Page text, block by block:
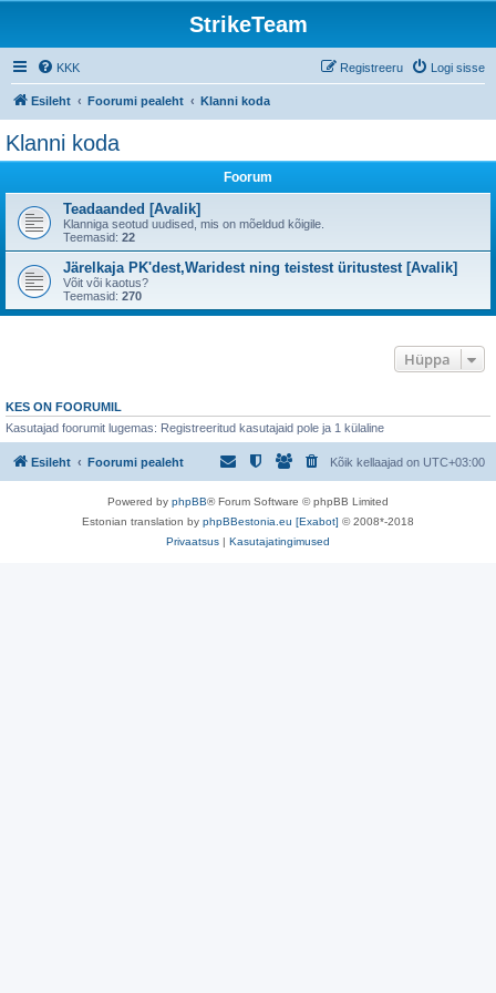
StrikeTeam
KKK Logi sisse
Registreeru
Esileht Foorumi pealeht Klanni koda
Klanni koda
Foorum
Teadaanded [Avalik]
Klanniga seotud uudised, mis on mõeldud kõigile.
Teemasid: 22
Järelkaja PK'dest,Waridest ning teistest üritustest [Avalik]
Võit või kaotus?
Teemasid: 270
Hüppa
KES ON FOORUMIL
Kasutajad foorumit lugemas: Registreeritud kasutajaid pole ja 1 külaline
Esileht Foorumi pealeht Kõik kellaajad on UTC+03:00
Powered by phpBB® Forum Software © phpBB Limited
Estonian translation by phpBBestonia.eu [Exabot] © 2008*-2018
Privaatsus | Kasutajatingimused